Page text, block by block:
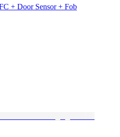
+ Door Sensor + Fob